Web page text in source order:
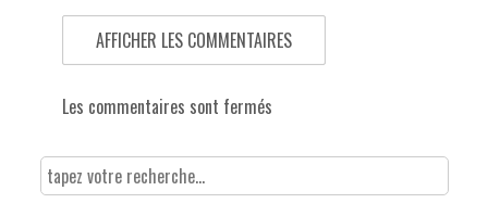
AFFICHER LES COMMENTAIRES
Les commentaires sont fermés